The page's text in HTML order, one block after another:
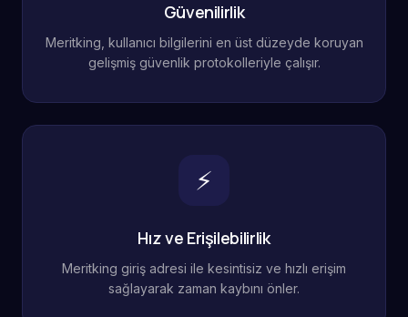
Güvenilirlik
Meritking, kullanıcı bilgilerini en üst düzeyde koruyan
gelişmiş güvenlik protokolleriyle çalışır.
⚡
Hız ve Erişilebilirlik
Meritking giriş adresi ile kesintisiz ve hızlı erişim
sağlayarak zaman kaybını önler.